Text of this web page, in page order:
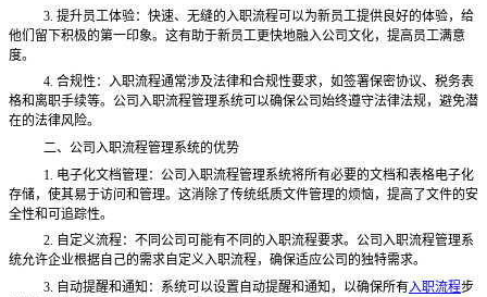
3. 提升员工体验：快速、无缝的入职流程可以为新员工提供良好的体验，给
他们留下积极的第一印象。这有助于新员工更快地融入公司文化，提高员工满意
度。
4. 合规性：入职流程通常涉及法律和合规性要求，如签署保密协议、税务表
格和离职手续等。公司入职流程管理系统可以确保公司始终遵守法律法规，避免潜
在的法律风险。
二、公司入职流程管理系统的优势
1. 电子化文档管理：公司入职流程管理系统将所有必要的文档和表格电子化
存储，使其易于访问和管理。这消除了传统纸质文件管理的烦恼，提高了文件的安
全性和可追踪性。
2. 自定义流程：不同公司可能有不同的入职流程要求。公司入职流程管理系
统允许企业根据自己的需求自定义入职流程，确保适应公司的独特需求。
3. 自动提醒和通知：系统可以设置自动提醒和通知，以确保所有入职流程步